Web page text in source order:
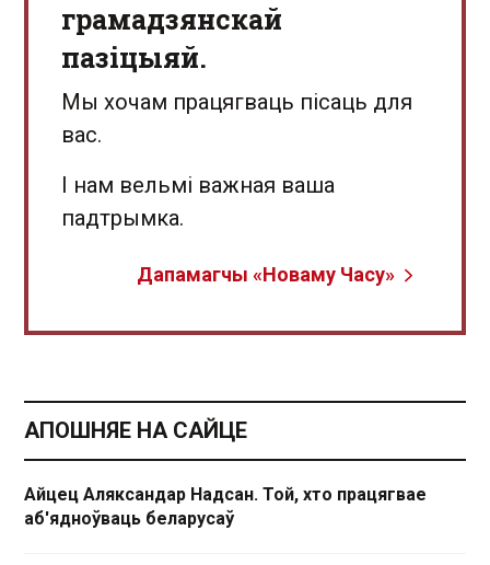
грамадзянскай
пазіцыяй.
Мы хочам працягваць пісаць для
вас.
І нам вельмі важная ваша
падтрымка.
Дапамагчы «Новаму Часу»
АПОШНЯЕ НА САЙЦЕ
Айцец Аляксандар Надсан. Той, хто працягвае
аб'ядноўваць беларусаў